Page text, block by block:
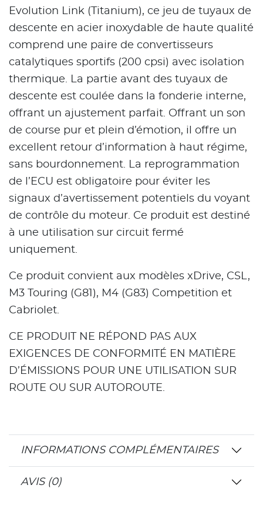
Evolution Link (Titanium), ce jeu de tuyaux de
descente en acier inoxydable de haute qualité
comprend une paire de convertisseurs
catalytiques sportifs (200 cpsi) avec isolation
thermique. La partie avant des tuyaux de
descente est coulée dans la fonderie interne,
offrant un ajustement parfait. Offrant un son
de course pur et plein d’émotion, il offre un
excellent retour d’information à haut régime,
sans bourdonnement. La reprogrammation
de l’ECU est obligatoire pour éviter les
signaux d’avertissement potentiels du voyant
de contrôle du moteur. Ce produit est destiné
à une utilisation sur circuit fermé
uniquement.
Ce produit convient aux modèles xDrive, CSL,
M3 Touring (G81), M4 (G83) Competition et
Cabriolet.
CE PRODUIT NE RÉPOND PAS AUX
EXIGENCES DE CONFORMITÉ EN MATIÈRE
D’ÉMISSIONS POUR UNE UTILISATION SUR
ROUTE OU SUR AUTOROUTE.
INFORMATIONS COMPLÉMENTAIRES
AVIS (0)